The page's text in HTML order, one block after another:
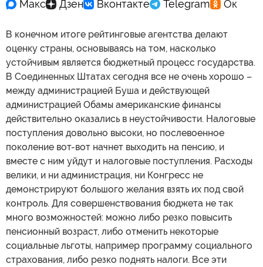
В конечном итоге рейтинговые агентства делают
оценку страны, основываясь на том, насколько
устойчивым является бюджетный процесс государства.
В Соединенных Штатах сегодня все не очень хорошо –
между администрацией Буша и действующей
администрацией Обамы американские финансы
действительно оказались в неустойчивости. Налоговые
поступления довольно высоки, но послевоенное
поколение вот-вот начнет выходить на пенсию, и
вместе с ним уйдут и налоговые поступления. Расходы
велики, и ни администрация, ни Конгресс не
демонстрируют большого желания взять их под свой
контроль. Для совершенствования бюджета не так
много возможностей: можно либо резко повысить
пенсионный возраст, либо отменить некоторые
социальные льготы, например программу социального
страхования, либо резко поднять налоги. Все эти